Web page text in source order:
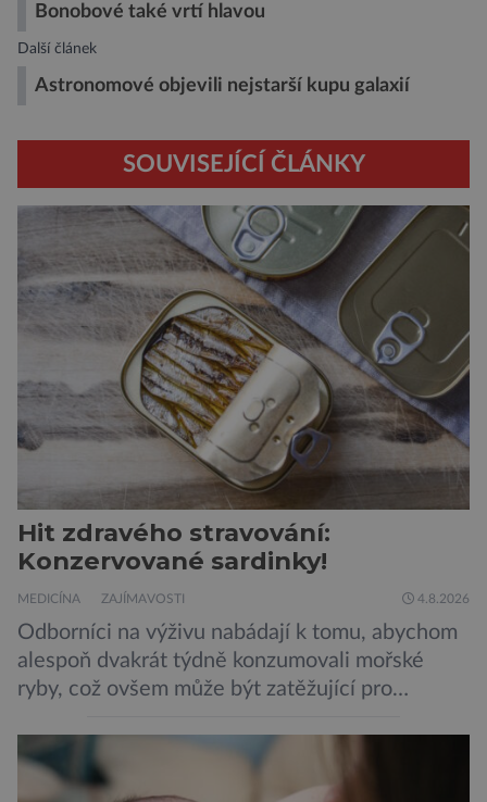
Bonobové také vrtí hlavou
Další článek
Astronomové objevili nejstarší kupu galaxií
SOUVISEJÍCÍ ČLÁNKY
Hit zdravého stravování:
Konzervované sardinky!
MEDICÍNA ZAJÍMAVOSTI 4.8.2026
Odborníci na výživu nabádají k tomu, abychom
alespoň dvakrát týdně konzumovali mořské
ryby, což ovšem může být zatěžující pro
doporučení se nyní staly konzervované
sardinky, které si může dovolit opravdu každý